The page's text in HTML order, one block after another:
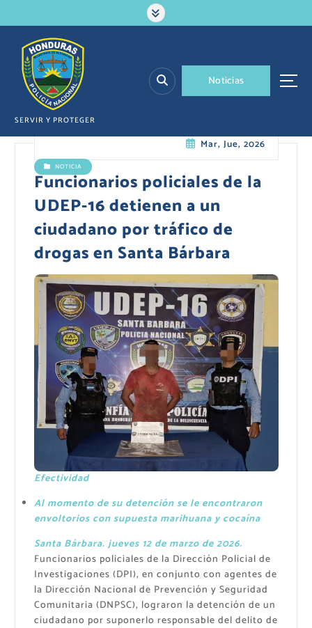
a
SERVIR Y PROTEGER
Noticias
Mar, Jue, 2026
NOTICIA
Funcionarios policiales de la
UDEP-16 detienen a un
ciudadano por tráfico de
drogas en Santa Bárbara
Efectividad
Al momento de su detención se le encontraron
envoltorios con supuesta marihuana y cocaína
Santa Bárbara. jueves 12 de marzo de 2026.
Funcionarios policiales de la Dirección Policial de
Investigaciones (DPI), en conjunto con agentes de
la Dirección Nacional de Prevención y Seguridad
Comunitaria (DNPSC), lograron la detención de un
ciudadano por suponerlo responsable del delito de